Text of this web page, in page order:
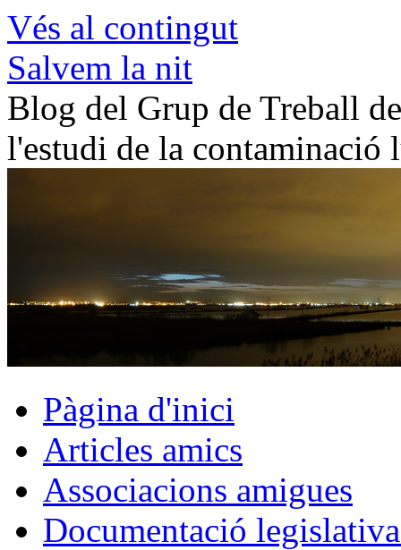
Vés al contingut
Salvem la nit
Blog del Grup de Treball
l'estudi de la contaminació
Pàgina d'inici
Articles amics
Associacions amigues
Documentació